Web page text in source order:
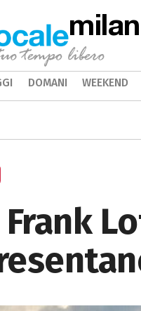
Frank
DOMANI WEEKEND